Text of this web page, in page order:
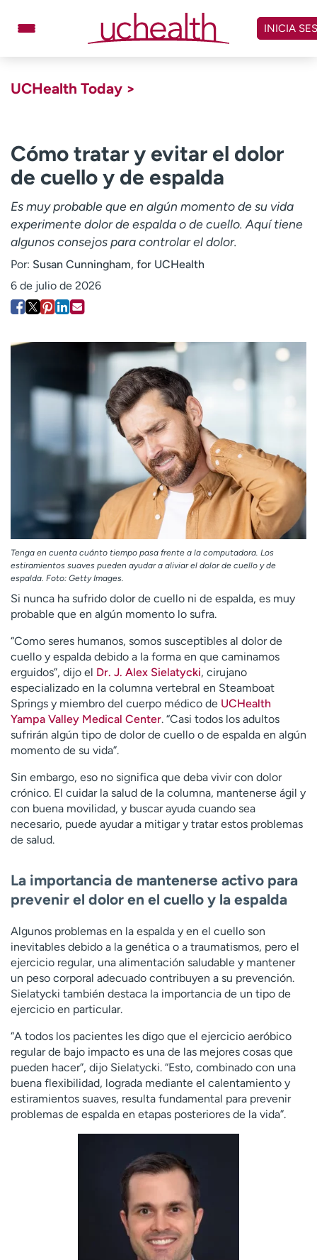
contenido
virtual
Facturación y precios
Remisiones
Dar
Carreras
Inicie sesión en My Health Connection
Acerca de UCHealth
Empleados
Profesionales
Atención a medios de
comunicación
Asistencia financiera
Noticias e historias
e
a
e
n
c
o
r
a
r
INICIA
UCHealth Today >
Cómo tratar y evitar el dolor
de cuello y de espalda
Es muy probable que en algún momento de su vida
experimente dolor de espalda o de cuello. Aquí tiene
algunos consejos para controlar el dolor.
Por: Susan Cunningham, for UCHealth
6 de julio de 2026
Tenga en cuenta cuánto tiempo pasa frente a la computadora. Los
estiramientos suaves pueden ayudar a aliviar el dolor de cuello y de
espalda. Foto: Getty Images.
Si nunca ha sufrido dolor de cuello ni de espalda, es muy
probable que en algún momento lo sufra.
“Como seres humanos, somos susceptibles al dolor de
cuello y espalda debido a la forma en que caminamos
erguidos”, dijo el Dr. J. Alex Sielatycki, cirujano
especializado en la columna vertebral en Steamboat
Springs y miembro del cuerpo médico de UCHealth
Yampa Valley Medical Center. “Casi todos los adultos
sufrirán algún tipo de dolor de cuello o de espalda en algún
momento de su vida”.
Sin embargo, eso no significa que deba vivir con dolor
crónico. El cuidar la salud de la columna, mantenerse ágil y
con buena movilidad, y buscar ayuda cuando sea
necesario, puede ayudar a mitigar y tratar estos problemas
de salud.
La importancia de mantenerse activo para
prevenir el dolor en el cuello y la espalda
Algunos problemas en la espalda y en el cuello son
inevitables debido a la genética o a traumatismos, pero el
ejercicio regular, una alimentación saludable y mantener
un peso corporal adecuado contribuyen a su prevención.
Sielatycki también destaca la importancia de un tipo de
ejercicio en particular.
“A todos los pacientes les digo que el ejercicio aeróbico
regular de bajo impacto es una de las mejores cosas que
pueden hacer”, dijo Sielatycki. “Esto, combinado con una
buena flexibilidad, lograda mediante el calentamiento y
estiramientos suaves, resulta fundamental para prevenir
problemas de espalda en etapas posteriores de la vida”.